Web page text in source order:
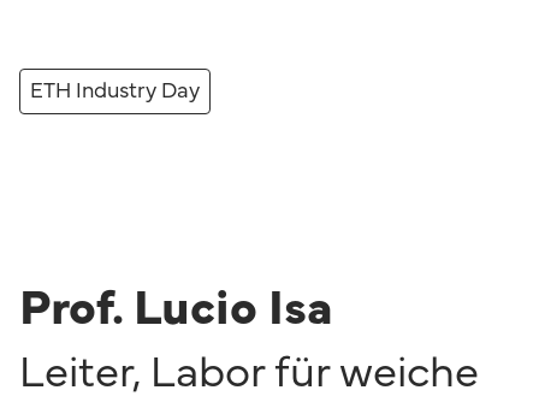
ETH Industry Day
Prof. Lucio Isa
Leiter, Labor für weiche